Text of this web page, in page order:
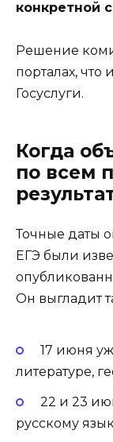
конкретной
Решение
порталах, что
Госуслуги.
Когда
по всем
Точные даты
ЕГЭ были
Он выгладит
17 июня
литературе,
22 и 23
русскому